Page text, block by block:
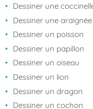
Dessiner une
Dessiner une araignée
Dessiner un poisson
Dessiner un papillon
Dessiner un oiseau
Dessiner un lion
Dessiner un dragon
Dessiner un cochon